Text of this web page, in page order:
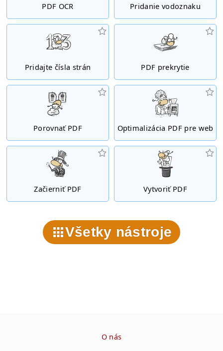
PDF OCR Pridanie vodoznaku
Pridajte čísla strán PDF prekrytie
Porovnať PDF Optimalizácia PDF pre web
Začierniť PDF Vytvoriť PDF
Všetky nástroje
O nás